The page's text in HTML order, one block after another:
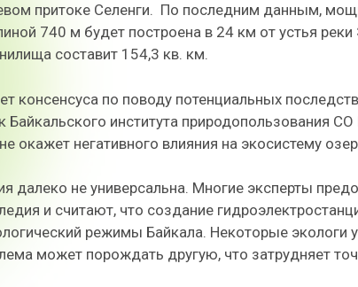
притоке Селенги. По последним данным,
740 м будет построена в 24 км от устья реки
составит 154,3 кв. км.
консенсуса по поводу потенциальных
Байкальского института природопользования
окажет негативного влияния на экосистему
далеко не универсальна. Многие эксперты
и считают, что создание
режимы Байкала. Некоторые
может порождать другую, что затрудняет